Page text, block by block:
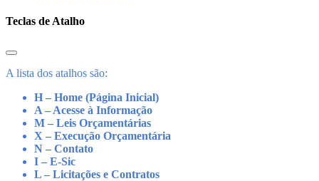
Teclas de Atalho
A lista dos atalhos são:
H – Home (Página Inicial)
A – Acesse à Informação
M – Leis Orçamentárias
X – Execução Orçamentária
N – Contato
I – E-Sic
L – Licitações e Contratos